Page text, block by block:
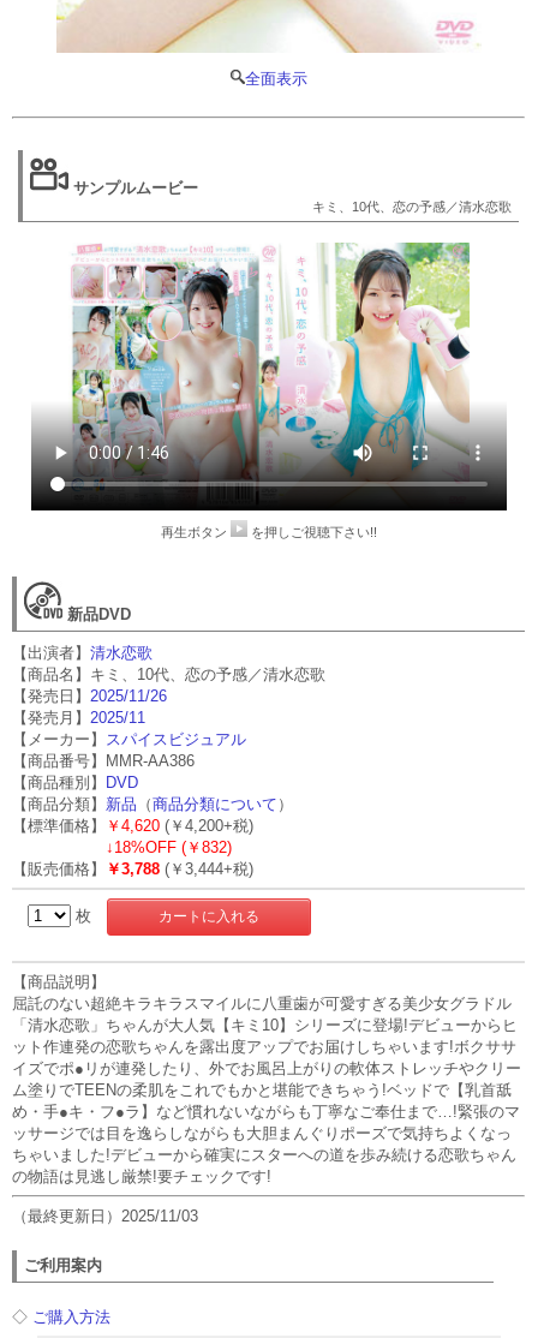
全面表示
サンプルムービー
キミ、10代、恋の予感／清水恋歌
再生ボタン を押しご視聴下さい!!
新品DVD
【出演者】清水恋歌
【商品名】キミ、10代、恋の予感／清水恋歌
【発売日】 2025/11/26
【発売月】 2025/11
【メーカー】
スパイスビジュアル
【商品番号】MMR-AA386
【商品種別】 DVD
【商品分類】 新品 （商品分類について ）
【標準価格】
￥4,620 (￥4,200+税)
↓ 18%OFF (￥832)
【販売価格】
￥3,788 (￥3,444+税)
枚
【商品説明】
屈託のない超絶キラキラスマイルに八重歯が可愛すぎる美少女グラドル
「清水恋歌」ちゃんが大人気【キミ10】シリーズに登場!デビューからヒ
ット作連発の恋歌ちゃんを露出度アップでお届けしちゃいます!ボクササ
イズでポ●リが連発したり、外でお風呂上がりの軟体ストレッチやクリー
ム塗りでTEENの柔肌をこれでもかと堪能できちゃう!ベッドで【乳首舐
め・手●キ・フ●ラ】など慣れないながらも丁寧なご奉仕まで…!緊張のマ
ッサージでは目を逸らしながらも大胆まんぐりポーズで気持ちよくなっ
ちゃいました!デビューから確実にスターへの道を歩み続ける恋歌ちゃん
の物語は見逃し厳禁!要チェックです!
（最終更新日）2025/11/03
ご利用案内
◇ ご購入方法